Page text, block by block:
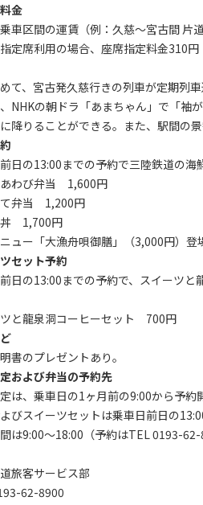
金
車区間の運賃（例：久慈～宮古間 片道
定席利用の場合、座席指定料金310円
て、宮古発久慈行きの列車が定期列
NHKの朝ドラ「あまちゃん」で「袖
降りることができる。また、駅間の
日の13:00までの予約で三陸鉄道の海
わび弁当 1,600円
弁当 1,200円
1,700円
ー「大漁舟唄御膳」（3,000円）登
セット予約
日の13:00までの予約で、スイーツと
と龍泉洞コーヒーセット 700円
書のプレゼントあり。
および弁当の予約先
は、乗車日の1ヶ月前の9:00から予約
びスイーツセットは乗車日前日の
は9:00～18:00（予約はTEL 0193-62-
旅客サービス部
62-8900